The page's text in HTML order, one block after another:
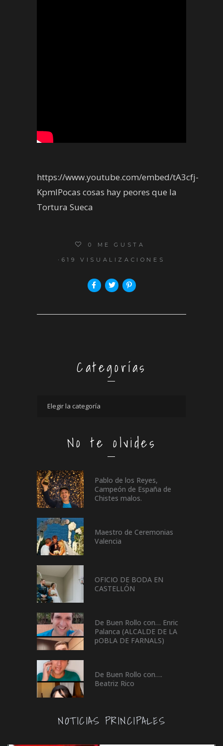
https://www.youtube.com/embed/tA3cfj-
KpmIPocas cosas hay peores que la
Tortura Sueca
0 ME GUSTA
619 VISUALIZACIONES
Categorías
No te olvides
Pablo de los Reyes,
Campeón de España de
Chistes malos.
Maestro de Ceremonias
Valencia
OFICIO DE BODA EN
CASTELLÓN
De Buen Rollo con… Enric
Palanca (ALCALDE DE LA
pOBLA DE FARNALS)
De Buen Rollo con….
Beatriz Rico
NOTICIAS PRINCIPALES